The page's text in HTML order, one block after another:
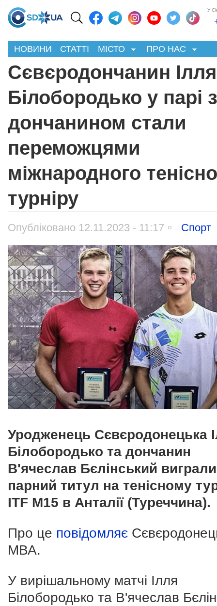
У
НОВИНИ СТАТТІ МІСТО ПРО НАС
Сєвєродончанин Ілля
Білобородько у парі з
дончанином стали
переможцями
міжнародного
турніру
Опубліковано 12.11.2023 - 11:17 Спорт
Уродженець Сєвєродонецька
Білобородько та дончанин
В'ячеслав Бєлінський виграли
парний титул на тенісному
ITF М15 в Анталії (Туреччина).
Про це повідомляє
МВА.
У вирішальному матчі Ілля
Білобородько та В'ячеслав